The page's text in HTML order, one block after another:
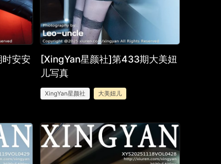
安安
[XingYan星颜社]第433期大美妞
儿写真
XingYan星颜社 大美妞儿